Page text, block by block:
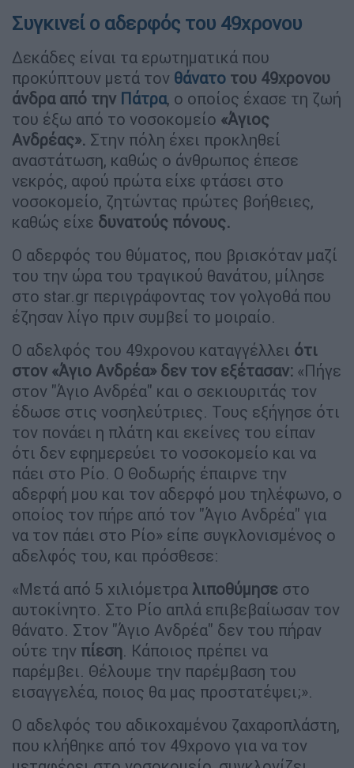
Συγκινεί ο αδερφός του 49χρονου
Δεκάδες είναι τα ερωτηματικά που
προκύπτουν μετά τον θάνατο του 49χρονου
άνδρα από την Πάτρα, ο οποίος έχασε τη ζωή
του έξω από το νοσοκομείο «Άγιος
Ανδρέας». Στην πόλη έχει προκληθεί
αναστάτωση, καθώς ο άνθρωπος έπεσε
νεκρός, αφού πρώτα είχε φτάσει στο
νοσοκομείο, ζητώντας πρώτες βοήθειες,
καθώς είχε δυνατούς πόνους.
Ο αδερφός του θύματος, που βρισκόταν μαζί
του την ώρα του τραγικού θανάτου, μίλησε
στο star.gr περιγράφοντας τον γολγοθά που
έζησαν λίγο πριν συμβεί το μοιραίο.
Ο αδελφός του 49χρονου καταγγέλλει ότι
στον «Άγιο Ανδρέα» δεν τον εξέτασαν: «Πήγε
στον ''Άγιο Ανδρέα'' και ο σεκιουριτάς τον
έδωσε στις νοσηλεύτριες. Τους εξήγησε ότι
τον πονάει η πλάτη και εκείνες του είπαν
ότι δεν εφημερεύει το νοσοκομείο και να
πάει στο Ρίο. Ο Θοδωρής έπαιρνε την
αδερφή μου και τον αδερφό μου τηλέφωνο, ο
οποίος τον πήρε από τον ''Άγιο Ανδρέα'' για
να τον πάει στο Ρίο» είπε συγκλονισμένος ο
αδελφός του, και πρόσθεσε:
«Μετά από 5 χιλιόμετρα λιποθύμησε στο
αυτοκίνητο. Στο Ρίο απλά επιβεβαίωσαν τον
θάνατο. Στον ''Άγιο Ανδρέα'' δεν του πήραν
ούτε την πίεση. Κάποιος πρέπει να
παρέμβει. Θέλουμε την παρέμβαση του
εισαγγελέα, ποιος θα μας προστατέψει;».
Ο αδελφός του αδικοχαμένου ζαχαροπλάστη,
που κλήθηκε από τον 49χρονο για να τον